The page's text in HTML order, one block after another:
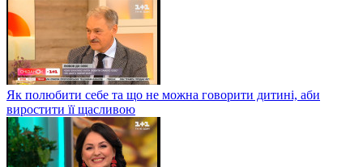
Як полюбити себе та що не можна говорити дитині, аби
виростити її щасливою